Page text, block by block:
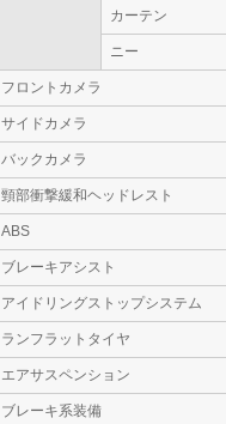
カーテン
ニー
フロントカメラ
サイドカメラ
バックカメラ
頸部衝撃緩和ヘッドレスト
ABS
ブレーキアシスト
アイドリングストップシステム
ランフラットタイヤ
エアサスペンション
ブレーキ系装備